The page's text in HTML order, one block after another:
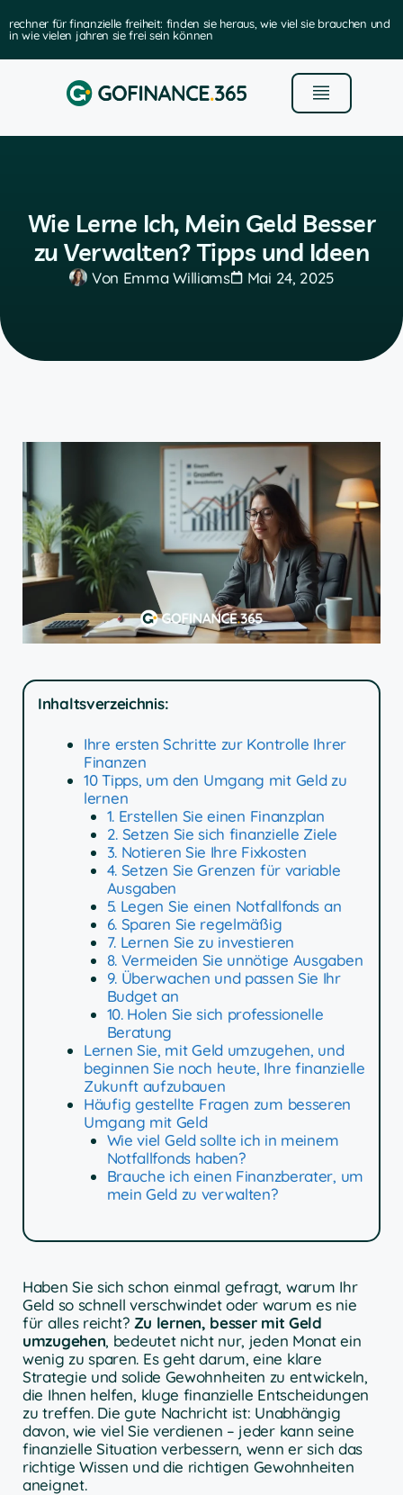
freiheit: finden sie heraus, wie viel sie brauchen und
sie frei sein können
die beste
Wie Lerne Ich, Mein Geld Besser
zu Verwalten? Tipps und Ideen
Von Emma Williams Mai 24, 2025
Inhaltsverzeichnis:
Ihre ersten Schritte zur Kontrolle Ihrer
Finanzen
10 Tipps, um den Umgang mit Geld zu
lernen
1. Erstellen Sie einen Finanzplan
2. Setzen Sie sich finanzielle Ziele
3. Notieren Sie Ihre Fixkosten
4. Setzen Sie Grenzen für variable
Ausgaben
5. Legen Sie einen Notfallfonds an
6. Sparen Sie regelmäßig
7. Lernen Sie zu investieren
8. Vermeiden Sie unnötige Ausgaben
9. Überwachen und passen Sie Ihr
Budget an
10. Holen Sie sich professionelle
Beratung
Lernen Sie, mit Geld umzugehen, und
beginnen Sie noch heute, Ihre finanzielle
Zukunft aufzubauen
Häufig gestellte Fragen zum besseren
Umgang mit Geld
Wie viel Geld sollte ich in meinem
Notfallfonds haben?
Brauche ich einen Finanzberater, um
mein Geld zu verwalten?
Haben Sie sich schon einmal gefragt, warum Ihr
Geld so schnell verschwindet oder warum es nie
für alles reicht?Zu lernen, besser mit Geld
umzugehen, bedeutet nicht nur, jeden Monat ein
wenig zu sparen. Es geht darum, eine klare
Strategie und solide Gewohnheiten zu entwickeln,
die Ihnen helfen, kluge finanzielle Entscheidungen
zu treffen. Die gute Nachricht ist: Unabhängig
davon, wie viel Sie verdienen – jeder kann seine
finanzielle Situation verbessern, wenn er sich das
richtige Wissen und die richtigen Gewohnheiten
aneignet.